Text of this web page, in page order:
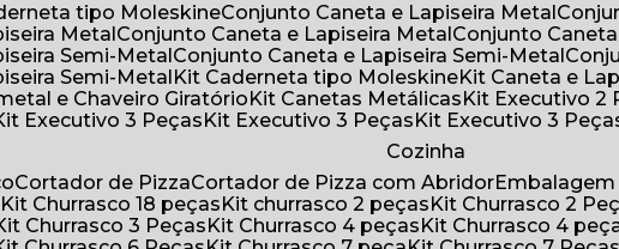
tipo Moleskine
Conjunto Caneta e Lapiseira Metal
Metal
Conjunto Caneta e Lapiseira Metal
Conjunto
Semi-Metal
Conjunto Caneta e Lapiseira Semi-Metal
Semi-Metal
Kit Caderneta tipo Moleskine
Kit Caneta e
e Chaveiro Giratório
Kit Canetas Metálicas Kit Executivo 2
Kit Executivo 3 Peças Kit Executivo 3 Peças Kit Executivo 3
Cozinha
Cortador de Pizza Cortador de Pizza com Abridor
Kit Churrasco 18 peças Kit churrasco 2 peças Kit Churrasco 2
Kit Churrasco 3 Peças Kit Churrasco 4 peças Kit Churrasco 4